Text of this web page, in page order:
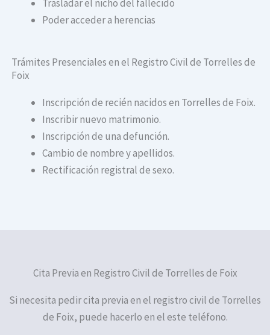
Trasladar el nicho del fallecido
Poder acceder a herencias
Trámites Presenciales en el Registro Civil de Torrelles de
Foix
Inscripción de recién nacidos en Torrelles de Foix.
Inscribir nuevo matrimonio.
Inscripción de una defunción.
Cambio de nombre y apellidos.
Rectificación registral de sexo.
Cita Previa en Registro Civil de Torrelles de Foix
Si necesita pedir cita previa en el registro civil de Torrelles
de Foix, puede hacerlo en el este teléfono.